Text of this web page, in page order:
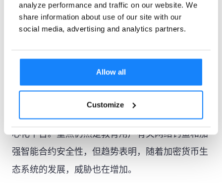
analyze performance and traffic on our website. We
share information about use of our site with our
social media, advertising and analytics partners.
Allow all
Customize
上资产规模最大、应用范围最广的链，以太坊为恶
意行为者提供了有利可图的机会。以太坊应用程序
化，以及加强安全协议的必要性，尤其是对于去中
心化平台。重点仍然是教育用户有关网络钓鱼和加
强智能合约安全性，但趋势表明，随着加密货币生
态系统的发展，威胁也在增加。